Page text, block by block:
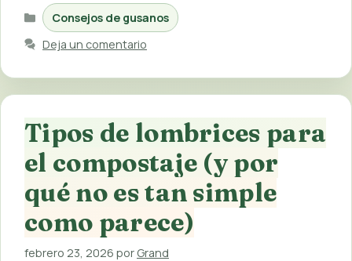
Categorías
Consejos de gusanos
Deja un comentario
Tipos de lombrices para
el compostaje (y por
qué no es tan simple
como parece)
febrero 23, 2026 por Grand